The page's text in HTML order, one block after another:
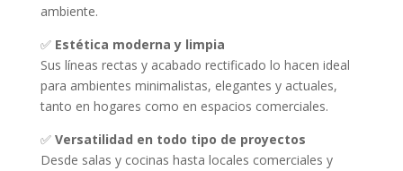
ambiente.
✅ Estética moderna y limpia
Sus líneas rectas y acabado rectificado lo hacen ideal
para ambientes minimalistas, elegantes y actuales,
tanto en hogares como en espacios comerciales.
✅ Versatilidad en todo tipo de proyectos
Desde salas y cocinas hasta locales comerciales y